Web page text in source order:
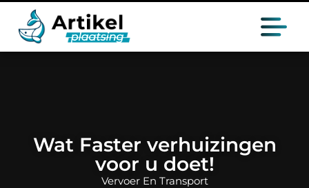
Wat Faster verhuizingen
voor u doet!
Vervoer En Transport